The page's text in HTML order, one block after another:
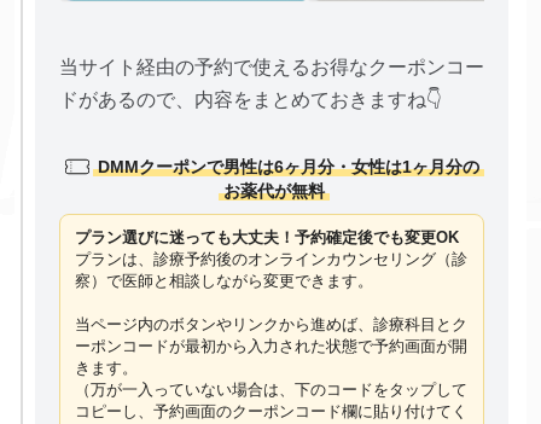
当サイト経由の予約で使えるお得なクーポンコー
ドがあるので、内容をまとめておきますね👇
DMMクーポンで男性は6ヶ月分・女性は1ヶ月分の
お薬代が無料
プラン選びに迷っても大丈夫！予約確定後でも変更OK
プランは、診療予約後のオンラインカウンセリング（診
察）で医師と相談しながら変更できます。
当ページ内のボタンやリンクから進めば、診療科目とク
ーポンコードが最初から入力された状態で予約画面が開
きます。
（万が一入っていない場合は、下のコードをタップ して
コピーし、予約画面のクーポンコード欄に貼り付けてく